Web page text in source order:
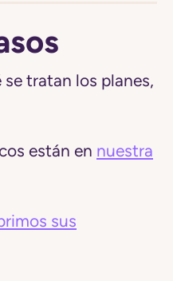
tratan los planes,
están en nuestra
sus